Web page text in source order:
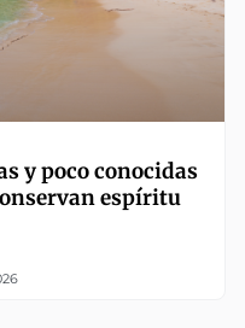
y poco conocidas
espíritu